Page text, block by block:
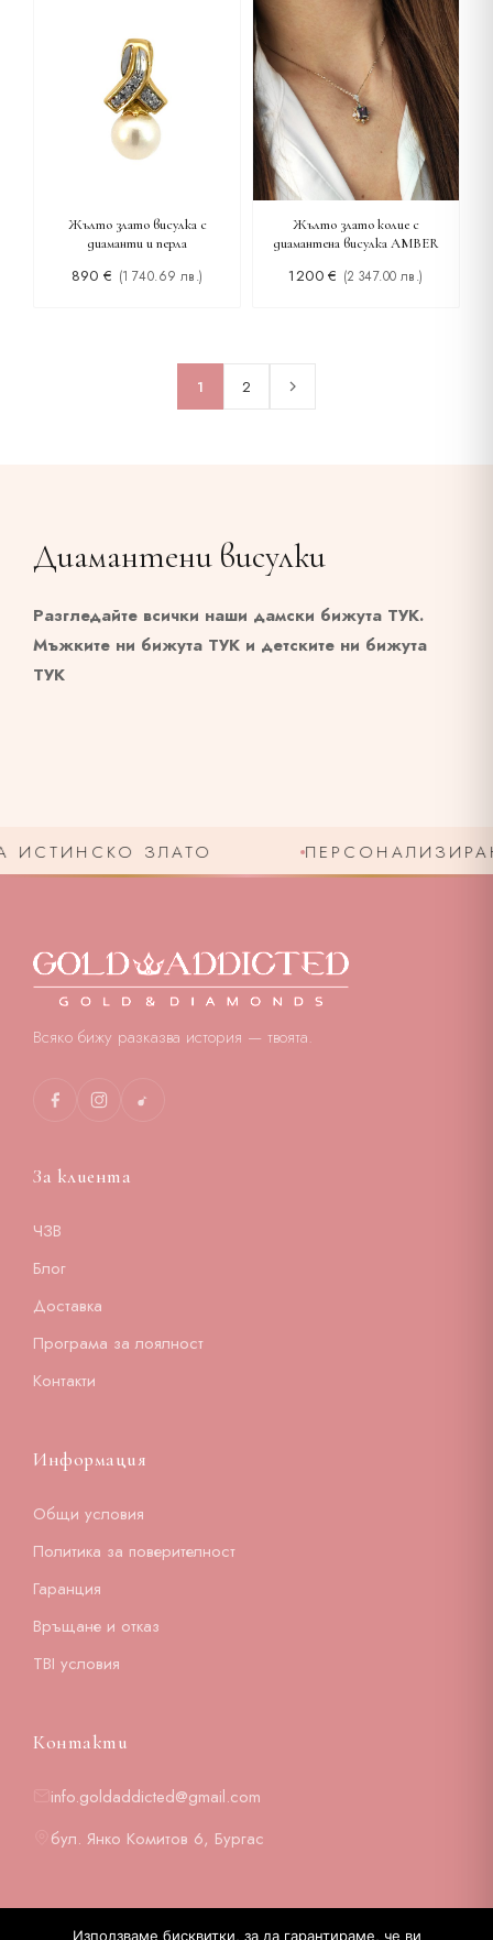
Жълто злато висулка с
диаманти и перла
890€ (1 740.69 лв.)
Жълто злато колие с
диамантена висулка AMBER
1200€ (2 347.00 лв.)
1 2
Диамантени висулки
Разгледайте всички наши дамски бижута ТУК.
Мъжките ни бижута ТУК и детските ни бижута
ТУК
ЗЛАТО
Всяко бижу разказва история — твоята.
За клиента
ЧЗВ
Блог
Доставка
Програма за лоялност
Контакти
Информация
Общи условия
Политика за поверителност
Гаранция
Връщане и отказ
TBI условия
Контакти
info.goldaddicted@gmail.com
бул. Янко Комитов 6, Бургас
Използваме бисквитки, за да гарантираме, че ви